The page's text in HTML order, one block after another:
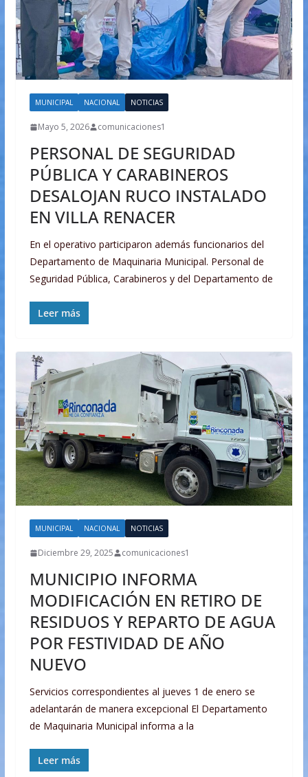
MUNICIPAL NACIONAL NOTICIAS
Mayo 5, 2026 comunicaciones1
PERSONAL DE SEGURIDAD
PÚBLICA Y CARABINEROS
DESALOJAN RUCO INSTALADO
EN VILLA RENACER
En el operativo participaron además funcionarios del
Departamento de Maquinaria Municipal. Personal de
Seguridad Pública, Carabineros y del Departamento de
Leer más
MUNICIPAL NACIONAL NOTICIAS
Diciembre 29, 2025 comunicaciones1
MUNICIPIO INFORMA
MODIFICACIÓN EN RETIRO DE
RESIDUOS Y REPARTO DE AGUA
POR FESTIVIDAD DE AÑO
NUEVO
Servicios correspondientes al jueves 1 de enero se
adelantarán de manera excepcional El Departamento
de Maquinaria Municipal informa a la
Leer más